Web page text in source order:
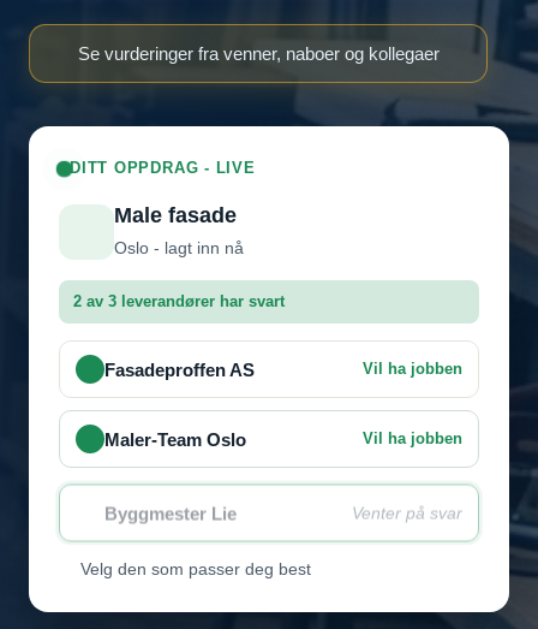
Se vurderinger fra venner, naboer og kollegaer
DITT OPPDRAG - LIVE
Male fasade
Oslo - lagt inn nå
2 av 3 leverandører har svart
Fasadeproffen AS Vil ha jobben
Maler-Team Oslo Vil ha jobben
Byggmester Lie Venter på svar
Velg den som passer deg best